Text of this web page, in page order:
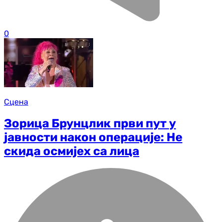
0
Сцена
Зорица Брунцлик први пут у
јавности након операције: Не
скида осмијех са лица